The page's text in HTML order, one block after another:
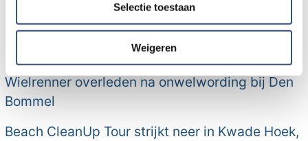
partners kunnen deze gegevens combineren met andere
informatie die u aan ze heeft verstrekt of die ze hebben
verzameld op basis van uw gebruik van hun services.
Selectie toestaan
Weigeren
Meer nieuws van Goeree-
Wielrenner overleden na onwelwording bij Den
Bommel
Beach CleanUp Tour strijkt neer in Kwade Hoek,